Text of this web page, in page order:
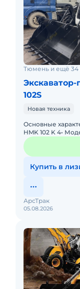
Кондиционер.
С машиной
Радио;
Инструкция
Защита
Цена с НДС.
Тюмень и ещё 34
102S
Новая техника
Основные
HMK 102 K 4•
погрузчик• Год
Купить в
05.08.2026
АрсТрак